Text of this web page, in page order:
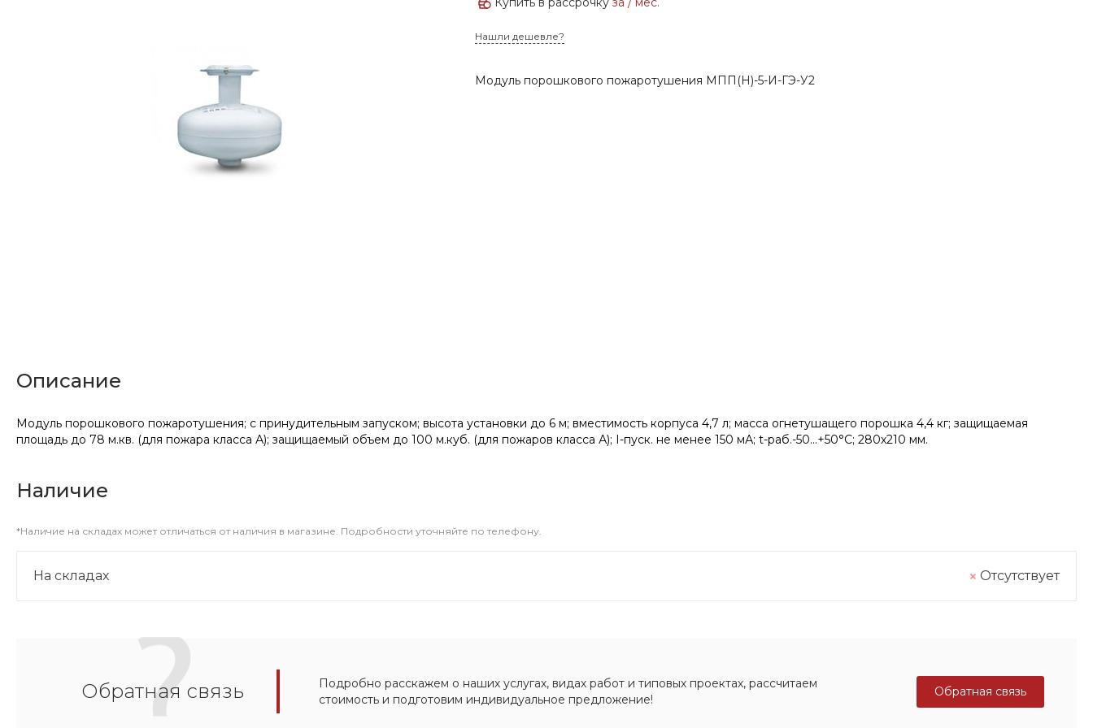
Нашли дешевле?
Модуль порошкового пожаротушения МПП(Н)-5-И-ГЭ-У2
Описание
Модуль порошкового пожаротушения; с принудительным запуском; высота установки до 6 м; вместимость корпуса 4,7 л; масса огнетушащего порошка 4,4 кг; защищаемая
площадь до 78 м.кв. (для пожара класса А); защищаемый объем до 100 м.куб. (для пожаров класса А); I-пуск. не менее 150 мА; t-раб.-50...+50°C; 280х210 мм.
Наличие
*Наличие на складах может отличаться от наличия в магазине. Подробности уточняйте по телефону.
На складах Отсутствует
Обратная связь
Подробно расскажем о наших услугах, видах работ и типовых проектах, рассчитаем
стоимость и подготовим индивидуальное предложение!
Обратная связь